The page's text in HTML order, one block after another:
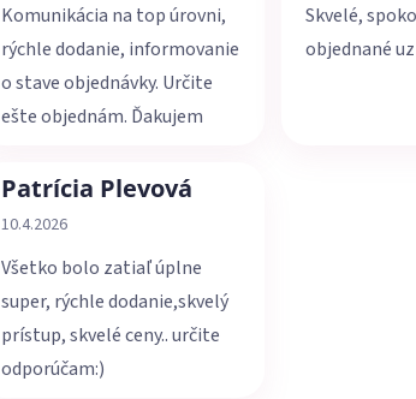
Komunikácia na top úrovni,
rýchle dodanie, informovanie
o stave objednávky. Určite
ešte objednám. Ďakujem
Skvelé,
objednané
Patrícia Plevová
Hodnotenie obchodu je 5 z 5 hviezdičiek.
10.4.2026
Všetko bolo zatiaľ úplne
super, rýchle dodanie,skvelý
prístup, skvelé ceny.. určite
odporúčam:)